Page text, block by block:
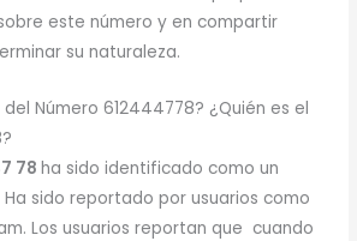
este número y en compartir
su naturaleza.
Número 612444778? ¿Quién es el
78ha sido identificado como un
Ha sido reportado por usuarios como
Los usuarios reportan que cuando